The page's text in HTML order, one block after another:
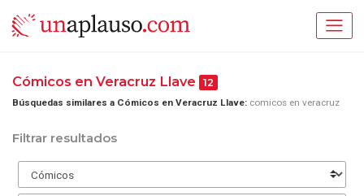
Cómicos en Veracruz Llave 12
Búsquedas similares a Cómicos en Veracruz Llave: comicos en veracruz
Filtrar resultados